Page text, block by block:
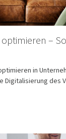
–
in
Digitalisierung des